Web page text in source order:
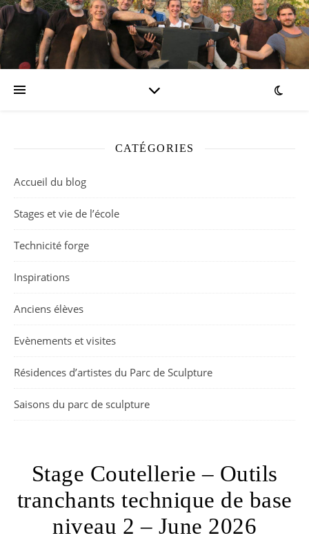
CATÉGORIES
Accueil du blog
Stages et vie de l’école
Technicité forge
Inspirations
Anciens élèves
Evènements et visites
Résidences d’artistes du Parc de Sculpture
Saisons du parc de sculpture
Stage Coutellerie – Outils
tranchants technique de base
niveau 2 – June 2026